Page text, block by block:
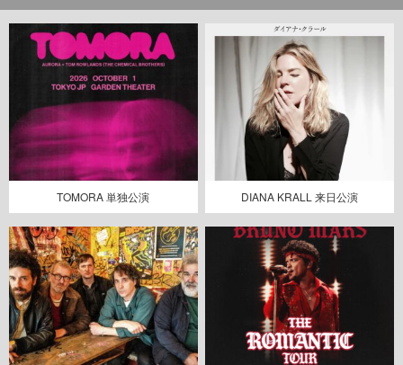
TOMORA 単独公演 DIANA KRALL 来日公演